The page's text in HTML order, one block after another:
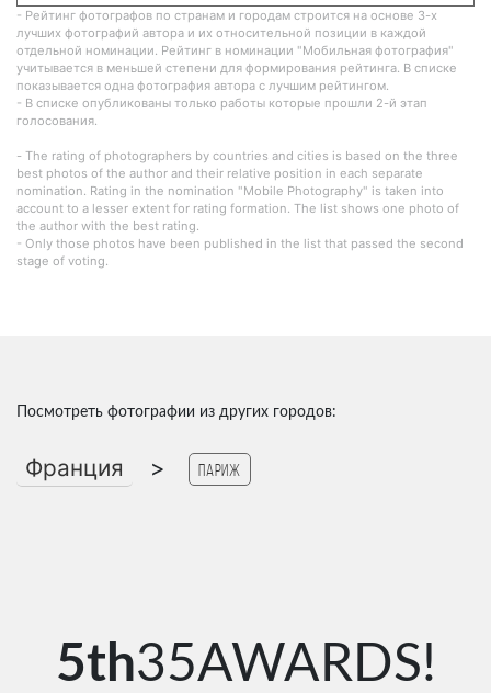
- Рейтинг фотографов по странам и городам строится на основе 3-х
лучших фотографий автора и их относительной позиции в каждой
отдельной номинации. Рейтинг в номинации "Мобильная фотография"
учитывается в меньшей степени для формирования рейтинга. В списке
показывается одна фотография автора с лучшим рейтингом.
- В списке опубликованы только работы которые прошли 2-й этап
голосования.
- The rating of photographers by countries and cities is based on the three
best photos of the author and their relative position in each separate
nomination. Rating in the nomination "Mobile Photography" is taken into
account to a lesser extent for rating formation. The list shows one photo of
the author with the best rating.
- Only those photos have been published in the list that passed the second
stage of voting.
Посмотреть фотографии из других городов:
Франция > Париж
5th35AWARDS!